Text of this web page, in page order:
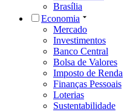
Brasília
Economia
Mercado
Investimentos
Banco Central
Bolsa de Valores
Imposto de Renda
Finanças Pessoais
Loterias
Sustentabilidade